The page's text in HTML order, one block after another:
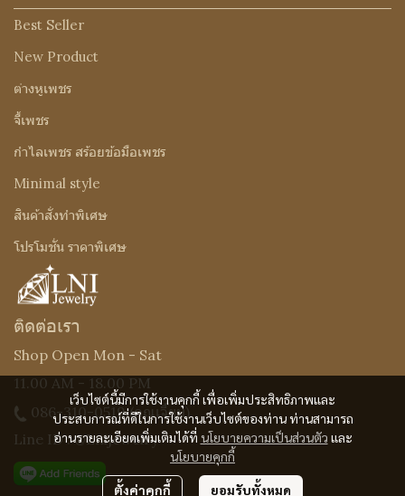
เว็บไซต์นี้มีการใช้งานคุกกี้ เพื่อเพิ่มประสิทธิภาพและ
ประสบการณ์ที่ดีในการใช้งานเว็บไซต์ของท่าน ท่านสามารถ
อ่านรายละเอียดเพิ่มเติมได้ที่ นโยบายความเป็นส่วนตัว และ
นโยบายคุกกี้
ตั้งค่าคุกกี้ ยอมรับทั้งหมด
Best Seller
New Product
ต่างหูเพชร
จี้เพชร
กำไลเพชร สร้อยข้อมือเพชร
Minimal style
สินค้าสั่งทำพิเศษ
โปรโมชั่น ราคาพิเศษ
ติดต่อเรา
Shop Open Mon - Sat
11.00 AM - 18.00 PM
086-310-0519(คุณเจี๊ยบ)
Line ID : @Lnijewelry